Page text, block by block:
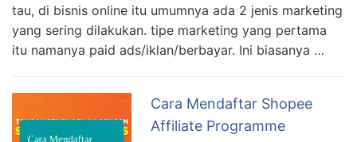
tau, di bisnis online itu umumnya ada 2 jenis marketing
yang sering dilakukan. tipe marketing yang pertama
itu namanya paid ads/iklan/berbayar. Ini biasanya …
Cara Mendaftar Shopee
Affiliate Programme